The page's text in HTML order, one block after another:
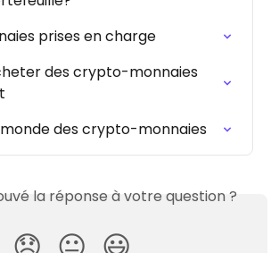
prises en charge
des crypto-monnaies
monde des crypto-monnaies
la réponse à votre question ?